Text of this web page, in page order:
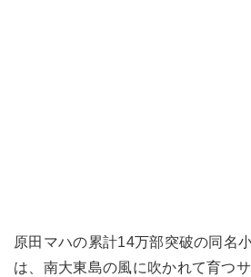
原田マハの累計14万部突破の同名
は、南大東島の風に吹かれて育つ